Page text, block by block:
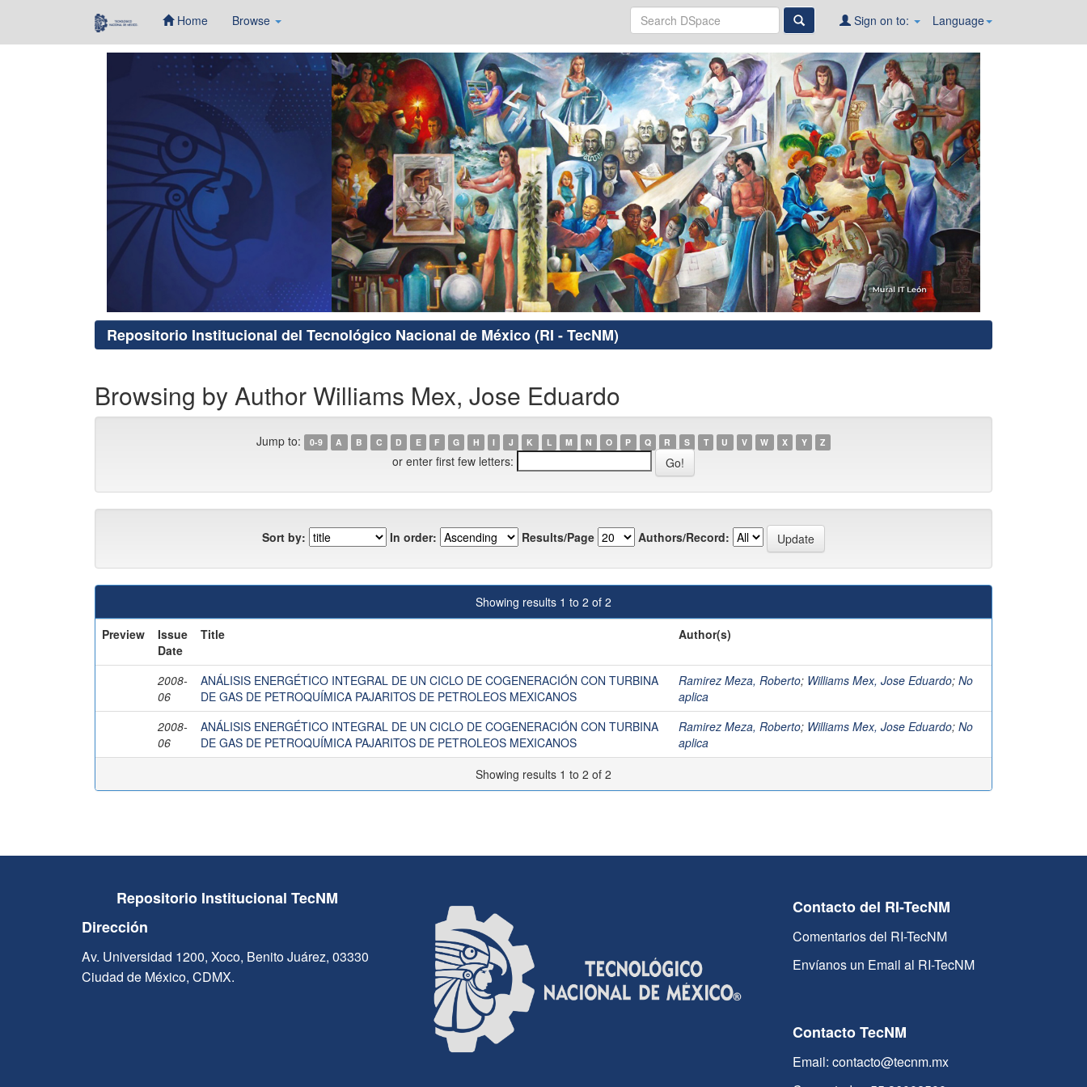
Home Browse Language
Sign on to:
Repositorio Institucional del Tecnológico Nacional de México (RI - TecNM)
Browsing by Author Williams Mex, Jose Eduardo
Jump to: 0-9 A B C D E F G H I J K L M N O P Q R S T U V W X Y Z
or enter first few letters:
Sort by: In order: Results/Page Authors/Record:
Showing results 1 to 2 of 2
Preview
Issue
Date
Title Author(s)
2008-
06
ANÁLISIS ENERGÉTICO INTEGRAL DE UN CICLO DE COGENERACIÓN CON TURBINA
DE GAS DE PETROQUÍMICA PAJARITOS DE PETROLEOS MEXICANOS
Ramirez Meza, Roberto; Williams Mex, Jose Eduardo; No
aplica
2008-
06
ANÁLISIS ENERGÉTICO INTEGRAL DE UN CICLO DE COGENERACIÓN CON TURBINA
DE GAS DE PETROQUÍMICA PAJARITOS DE PETROLEOS MEXICANOS
Ramirez Meza, Roberto; Williams Mex, Jose Eduardo; No
aplica
Showing results 1 to 2 of 2
Repositorio Institucional TecNM
Dirección
Av. Universidad 1200, Xoco, Benito Juárez, 03330
Ciudad de México, CDMX.
Contacto del RI-TecNM
Comentarios del RI-TecNM
Envíanos un Email al RI-TecNM
Contacto TecNM
Email: contacto@tecnm.mx